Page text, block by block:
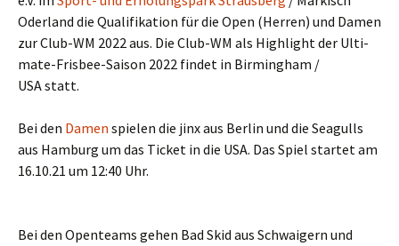
Oder­land die Qua­li­fi­ka­ti­on für die Open (Her­ren) und Damen
zur Club-WM 2022 aus. Die Club-WM als High­light der Ulti­
ma­te-Fris­bee-Sai­son 2022 fin­det in Bir­ming­ham /
USA statt.
Bei den Damen spie­len die jinx aus Ber­lin und die Seagulls
aus Ham­burg um das Ticket in die USA. Das Spiel star­tet am
16.10.21 um 12:40 Uhr.
Bei den Open­teams gehen Bad Skid aus Schwai­gern und